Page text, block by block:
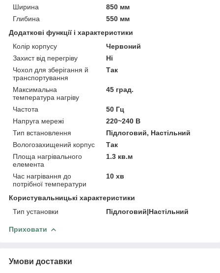
Ширина
850 мм
Глибина
550 мм
Додаткові функції і характеристики
Колір корпусу
Червоний
Захист від перегріву
Ні
Чохол для зберігання й
транспортування
Так
Максимальна
температура нагріву
45 град.
Частота
50 Гц
Напруга мережі
220~240 В
Тип встановлення
Підлоговий, Настільний
Вологозахищений корпус
Так
Площа нагрівального
елемента
1.3 кв.м
Час нагрівання до
потрібної температури
10 хв
Користувальницькі характеристики
Тип установки
Підлоговий|Настільний
Приховати
Умови доставки